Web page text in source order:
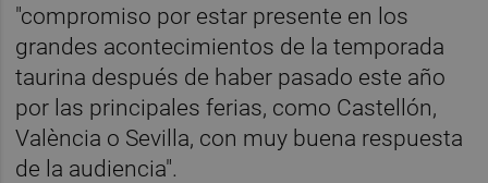
"compromiso por estar presente en los
grandes acontecimientos de la temporada
taurina después de haber pasado este año
por las principales ferias, como Castellón,
València o Sevilla, con muy buena respuesta
de la audiencia".